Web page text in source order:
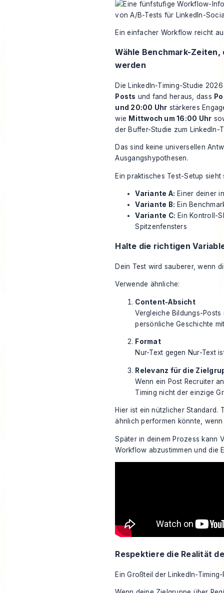
Ein einfacher Workflow reicht
Wähle Benchmark-
werden
Die LinkedIn-Timing-Studie
Posts und fand heraus, dass
und 20:00 Uhr stärkeres
wie Mittwoch um 16:00 Uhr
der Buffer-Studie zum LinkedIn-
Das sind keine universellen
Ausgangshypothesen.
Ein praktisches Test-Setup sieht
Variante A: Einer deiner
Variante B: Ein
Variante C: Ein Kontroll-
Spitzenfensters
Halte die richtigen
Dein Test wird sauberer, wenn
Verwende ähnliche:
Content-Absicht
Vergleiche Bildungs-
persönliche Geschichte
Format
Nur-Text gegen Nur-Text
Relevanz für die
Wenn ein Post Recruiter
Timing nicht der einzige
Hier ist ein nützlicher Standard.
ähnlich performen könnte,
Später in deinem Prozess kann
Workflow abzustimmen und die
Respektiere die Realität
Ein Großteil der LinkedIn-